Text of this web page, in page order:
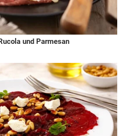
und Parmesan